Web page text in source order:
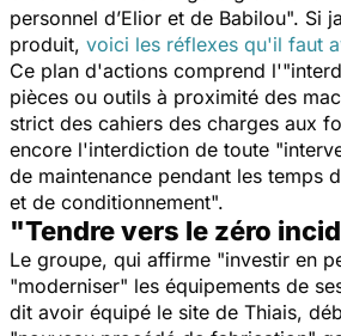
personnel d’Elior et de Babilou". Si
produit, voici les réflexes qu'il faut
Ce plan d'actions comprend
pièces ou outils à proximité des
strict des cahiers des charges aux
encore l'interdiction de toute
de maintenance pendant les temps
et de conditionnement".
"Tendre vers le zéro
Le groupe, qui affirme "investir en
"moderniser" les équipements de
dit avoir équipé le site de Thiais,